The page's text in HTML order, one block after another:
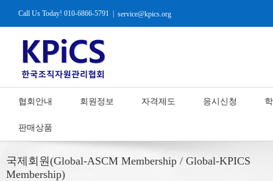
Call Us Today! 010-6866-5791 | service@kpics.org
협회안내 회원정보 자격제도 응시신청
판매상품
국제회원(Global-ASCM Membership / Global-KPICS
Membership)